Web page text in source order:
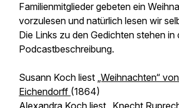
Familienmitglieder gebeten ein
vorzulesen und natürlich lesen wir
Die Links zu den Gedichten stehen in
Podcastbeschreibung.
Susann Koch liest „Weihnachten“
Eichendorff (1864)
Alexandra Koch liest „Knecht